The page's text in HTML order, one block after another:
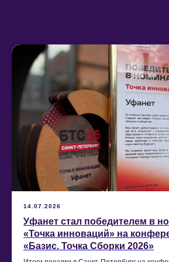
14.07.2026
Уфанет стал победителем в
«Точка инноваций» на
«Базис. Точка Сборки 2026»